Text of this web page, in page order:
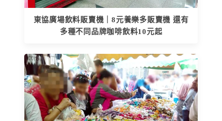
東協廣場飲料販賣機｜8元養樂多販賣機 還有
多種不同品牌咖啡飲料10元起